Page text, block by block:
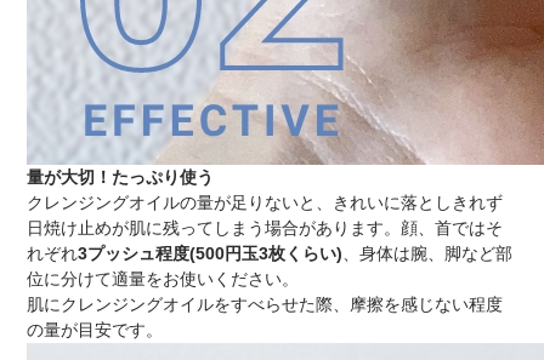
量が大切！たっぷり使う
クレンジングオイルの量が足りないと、きれいに落としきれず
日焼け止めが肌に残ってしまう場合があります。顔、首ではそ
れぞれ3プッシュ程度(500円玉3枚くらい)、身体は腕、脚など部
位に分けて適量をお使いください。
肌にクレンジングオイルをすべらせた際、摩擦を感じない程度
の量が目安です。